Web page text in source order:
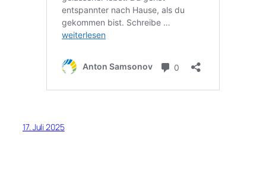
17. Juli 2025